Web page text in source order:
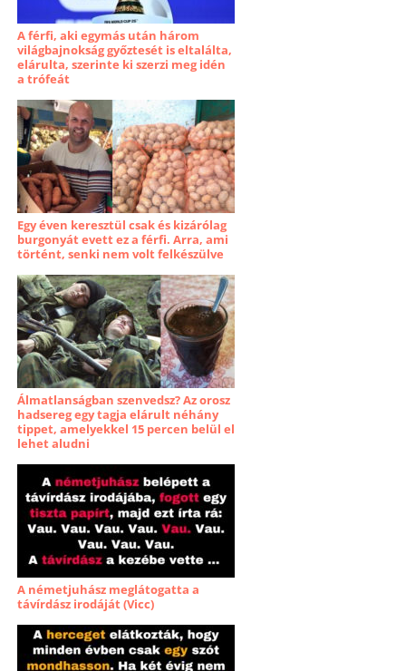
A férfi, aki egymás után három
világbajnokság győztesét is eltalálta,
elárulta, szerinte ki szerzi meg idén
a trófeát
Egy éven keresztül csak és kizárólag
burgonyát evett ez a férfi. Arra, ami
történt, senki nem volt felkészülve
Álmatlanságban szenvedsz? Az orosz
hadsereg egy tagja elárult néhány
tippet, amelyekkel 15 percen belül el
lehet aludni
A németjuhász meglátogatta a
távírdász irodáját (Vicc)